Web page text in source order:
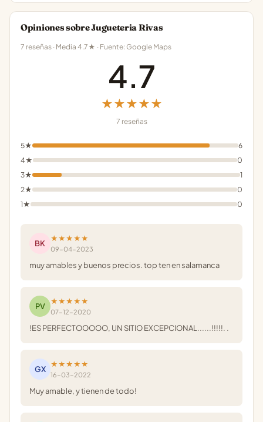
Opiniones sobre Jugueteria Rivas
7 reseñas · Media 4.7★ · Fuente: Google Maps
4.7
★★★★★
7 reseñas
5★
6
4★
0
3★
1
2★
0
1★
0
BK
★★★★★
09-04-2023
muy amables y buenos precios. top ten en salamanca
PV
★★★★★
07-12-2020
!ES PERFECTOOOOO, UN SITIO EXCEPCIONAL......!!!!!. .
GX
★★★★★
16-03-2022
Muy amable, y tienen de todo!